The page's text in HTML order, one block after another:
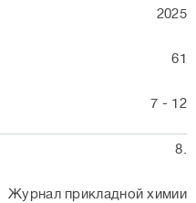
2025
61
7 - 12
8.
Журнал прикладной химии